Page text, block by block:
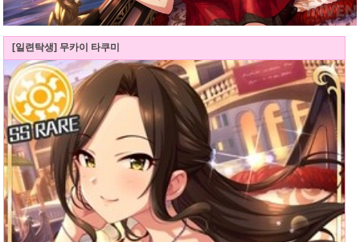
[일련탁생] 무카이 타쿠미